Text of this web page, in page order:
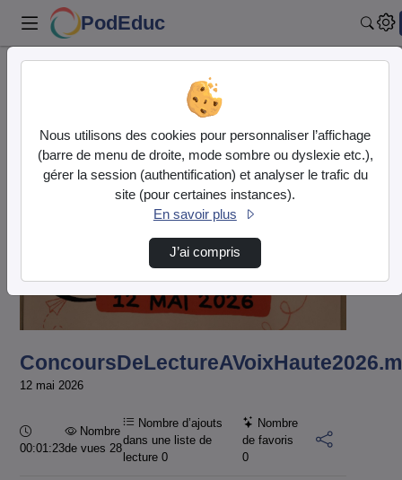
PodEduc
ConcoursDeLectureAVoixHaute2026.mp4
Lire
la
vidéo
12 mai 2026
Durée :
00:01:23
Nombre
de vues 28
Nombre d’ajouts
dans une liste de
lecture 0
Nombre
de favoris
0
Nous utilisons des cookies pour personnaliser l’affichage
(barre de menu de droite, mode sombre ou dyslexie etc.),
gérer la session (authentification) et analyser le trafic du
site (pour certaines instances).
En savoir plus
J’ai compris